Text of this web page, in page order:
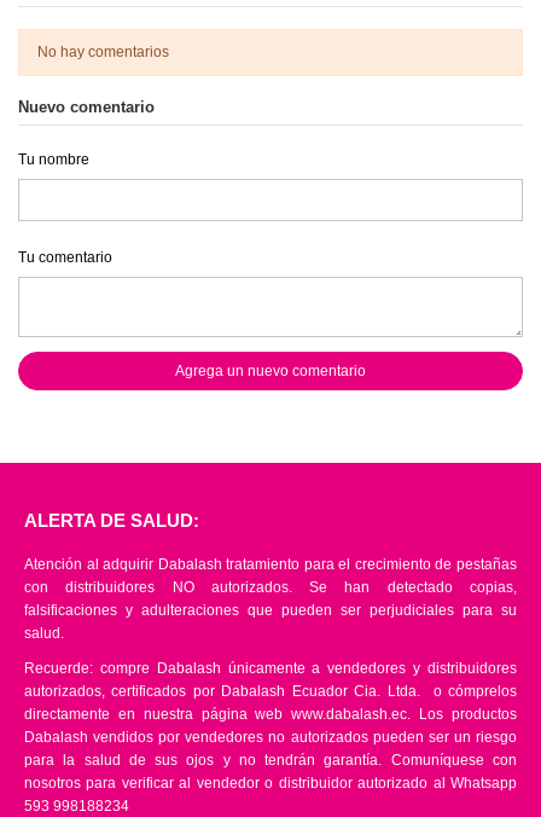
No hay comentarios
Nuevo comentario
Tu nombre
Tu comentario
Agrega un nuevo comentario
ALERTA DE SALUD:
Atención al adquirir Dabalash tratamiento para el crecimiento de pestañas
con distribuidores NO autorizados. Se han detectado copias,
falsificaciones y adulteraciones que pueden ser perjudiciales para su
salud.
Recuerde: compre Dabalash únicamente a vendedores y distribuidores
autorizados, certificados por Dabalash Ecuador Cia. Ltda. o cómprelos
directamente en nuestra página web www.dabalash.ec. Los productos
Dabalash vendidos por vendedores no autorizados pueden ser un riesgo
para la salud de sus ojos y no tendrán garantía. Comuníquese con
nosotros para verificar al vendedor o distribuidor autorizado al Whatsapp
593 998188234